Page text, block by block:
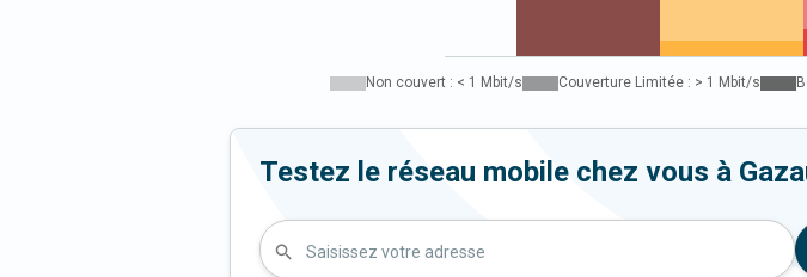
Non couvert : < 1 Mbit/s Couverture Limitée : > 1 Mbit/s
Testez le réseau mobile chez vous à
Saisissez votre adresse